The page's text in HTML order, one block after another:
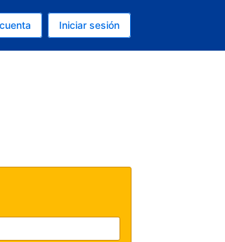
Español (Argentina)
Iniciar sesión